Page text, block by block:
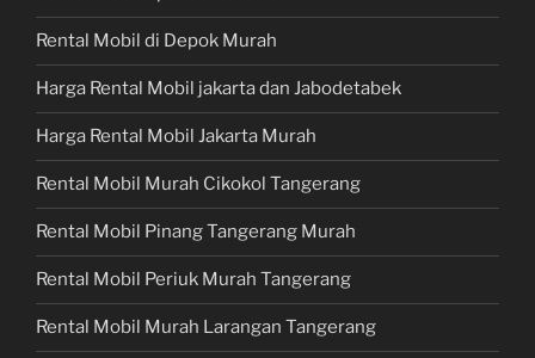
Rental Mobil di Depok Murah
Harga Rental Mobil jakarta dan Jabodetabek
Harga Rental Mobil Jakarta Murah
Rental Mobil Murah Cikokol Tangerang
Rental Mobil Pinang Tangerang Murah
Rental Mobil Periuk Murah Tangerang
Rental Mobil Murah Larangan Tangerang